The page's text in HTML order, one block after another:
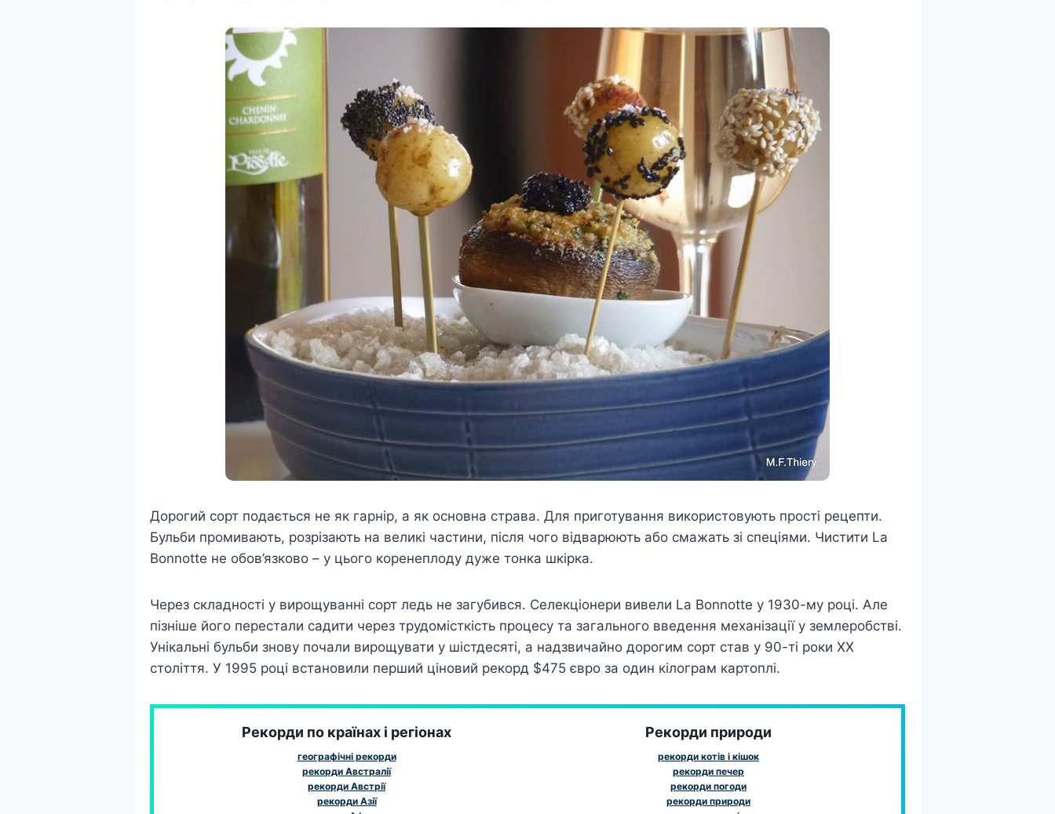
Дорогий сорт подається не як гарнір, а як основна страва. Для приготування використовують прості рецепти.
Бульби промивають, розрізають на великі частини, після чого відварюють або смажать зі спеціями. Чистити La
Bonnotte не обов’язково – у цього коренеплоду дуже тонка шкірка.
Через складності у вирощуванні сорт ледь не загубився. Селекціонери вивели La Bonnotte у 1930-му році. Але
пізніше його перестали садити через трудомісткість процесу та загального введення механізації у землеробстві.
Унікальні бульби знову почали вирощувати у шістдесяті, а надзвичайно дорогим сорт став у 90-ті роки ХХ
століття. У 1995 році встановили перший ціновий рекорд $475 євро за один кілограм картоплі.
Рекорди по країнах і регіонах
географічні рекорди
рекорди Австралії
рекорди Австрії
рекорди Азії
Рекорди природи
рекорди котів і кішок
рекорди печер
рекорди погоди
рекорди природи